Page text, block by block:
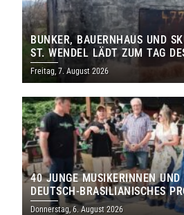
BUNKER, BAUERNHAUS UND
ST. WENDEL LÄDT ZUM TAG
DENKMALS EIN
Freitag, 7. August 2026
40 JUNGE MUSIKERINNEN UND
DEUTSCH-BRASILIANISCHES
THOLEY
Donnerstag, 6. August 2026